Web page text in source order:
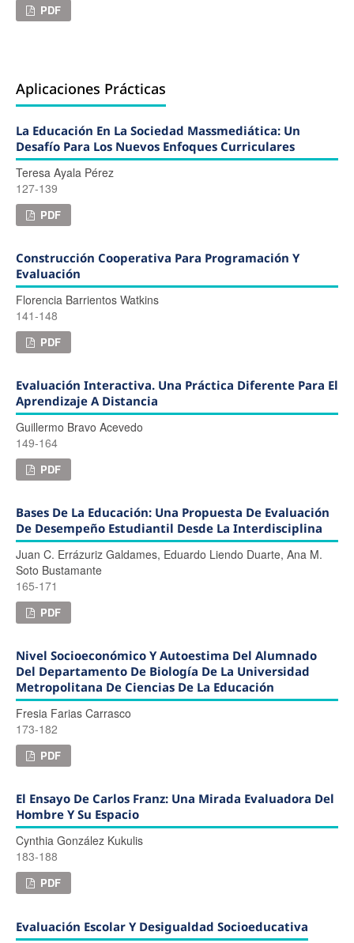
PDF
Aplicaciones Prácticas
La Educación En La Sociedad Massmediática: Un
Desafío Para Los Nuevos Enfoques Curriculares
Teresa Ayala Pérez
127-139
PDF
Construcción Cooperativa Para Programación Y
Evaluación
Florencia Barrientos Watkins
141-148
PDF
Evaluación Interactiva. Una Práctica Diferente Para El
Aprendizaje A Distancia
Guillermo Bravo Acevedo
149-164
PDF
Bases De La Educación: Una Propuesta De Evaluación
De Desempeño Estudiantil Desde La Interdisciplina
Juan C. Errázuriz Galdames, Eduardo Liendo Duarte, Ana M.
Soto Bustamante
165-171
PDF
Nivel Socioeconómico Y Autoestima Del Alumnado
Del Departamento De Biología De La Universidad
Metropolitana De Ciencias De La Educación
Fresia Farias Carrasco
173-182
PDF
El Ensayo De Carlos Franz: Una Mirada Evaluadora Del
Hombre Y Su Espacio
Cynthia González Kukulis
183-188
PDF
Evaluación Escolar Y Desigualdad Socioeducativa